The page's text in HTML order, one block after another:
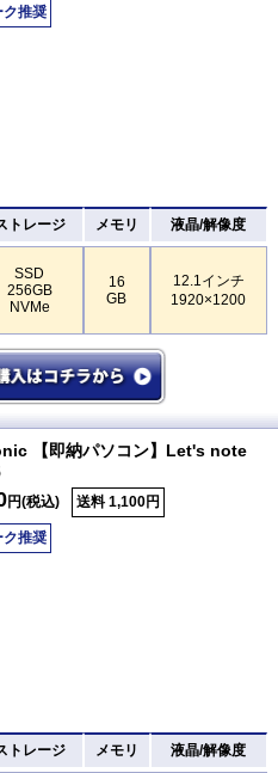
ク推奨
トレージ メモリ 液晶/解像度
SSD
256GB
NVMe
16
GB
12.1インチ
1920×1200
【即納パソコン】Let's note
円(税込) 送料 1,100円
ク推奨
トレージ メモリ 液晶/解像度